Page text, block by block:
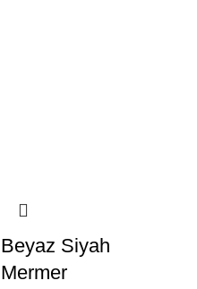
Beyaz Siyah
Mermer